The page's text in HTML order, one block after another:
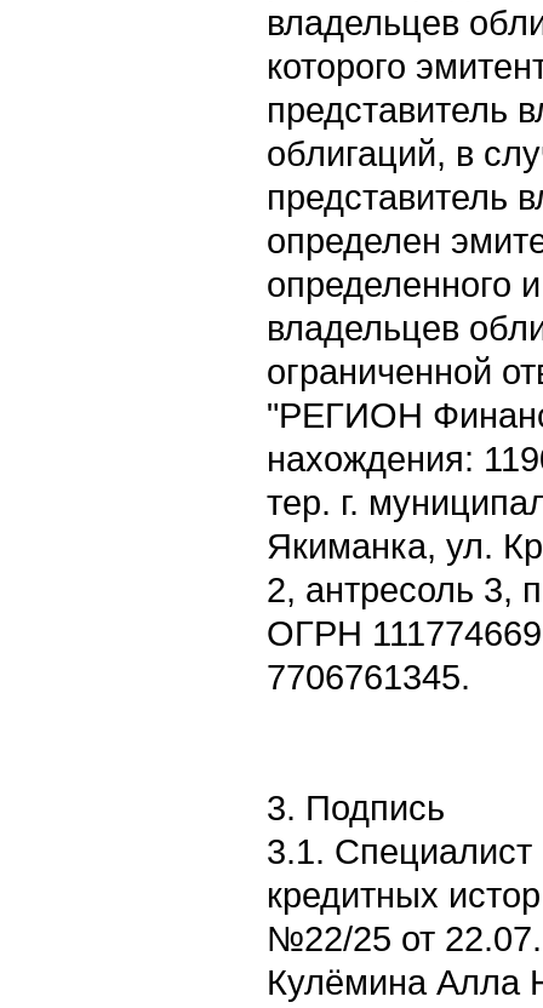
владельцев
которого
представитель
облигаций, в
представитель
определен
определенного
владельцев
ограниченной
"РЕГИОН
нахождения:
тер. г.
Якиманка, ул.
2, антресоль 3,
ОГРН
7706761345.
3. Подпись
3.1.
кредитных
№22/25 от
Кулёмина Алла